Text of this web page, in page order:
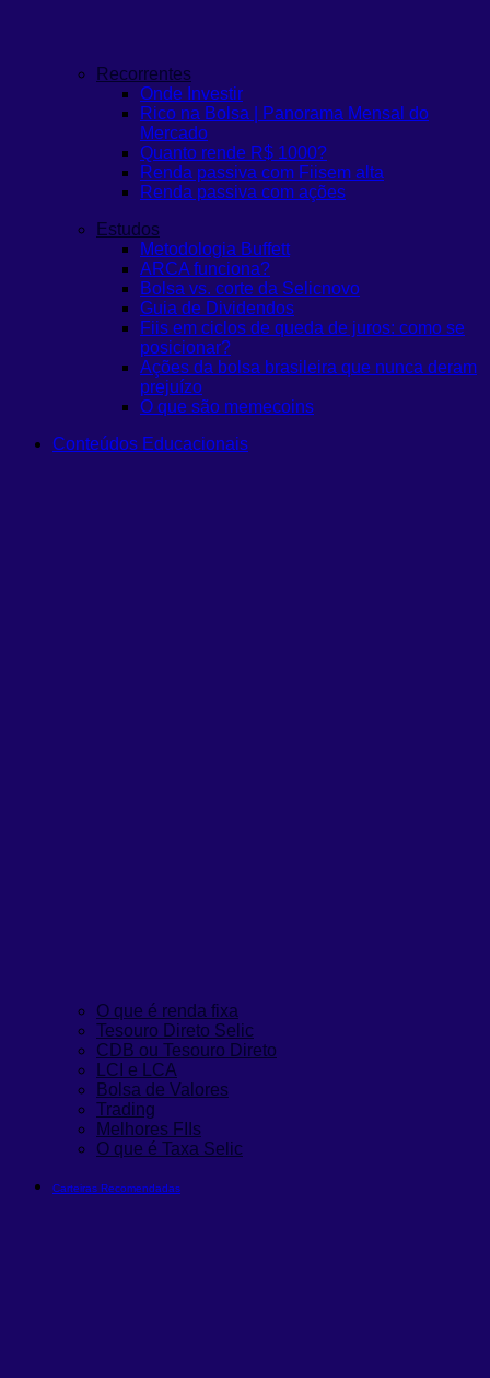
Recorrentes
Onde Investir
Rico na Bolsa | Panorama Mensal do
Mercado
Quanto rende R$ 1000?
Renda passiva com Fiisem alta
Renda passiva com ações
Estudos
Metodologia Buffett
ARCA funciona?
Bolsa vs. corte da Selicnovo
Guia de Dividendos
Fiis em ciclos de queda de juros: como se
posicionar?
Ações da bolsa brasileira que nunca deram
prejuízo
O que são memecoins
Conteúdos Educacionais
O que é renda fixa
Tesouro Direto Selic
CDB ou Tesouro Direto
LCI e LCA
Bolsa de Valores
Trading
Melhores FIIs
O que é Taxa Selic
Carteiras Recomendadas